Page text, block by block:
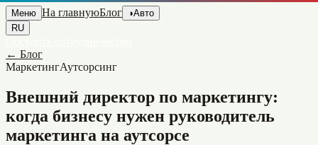
Меню На главнуюБлог ◑Авто
RU
← Блог
МаркетингАутсорсинг
Внешний директор по маркетингу:
когда бизнесу нужен руководитель
маркетинга на аутсорсе